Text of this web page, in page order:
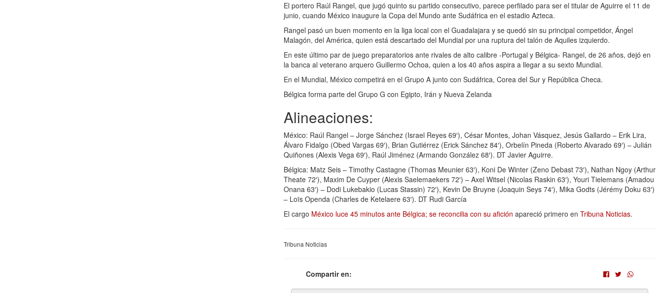
El portero Raúl Rangel, que jugó quinto su partido consecutivo, parece perfilado para ser el titular de Aguirre el 11 de
junio, cuando México inaugure la Copa del Mundo ante Sudáfrica en el estadio Azteca.
Rangel pasó un buen momento en la liga local con el Guadalajara y se quedó sin su principal competidor, Ángel
Malagón, del América, quien está descartado del Mundial por una ruptura del talón de Aquiles izquierdo.
En este último par de juego preparatorios ante rivales de alto calibre -Portugal y Bélgica- Rangel, de 26 años, dejó en
la banca al veterano arquero Guillermo Ochoa, quien a los 40 años aspira a llegar a su sexto Mundial.
En el Mundial, México competirá en el Grupo A junto con Sudáfrica, Corea del Sur y República Checa.
Bélgica forma parte del Grupo G con Egipto, Irán y Nueva Zelanda
Alineaciones:
México: Raúl Rangel – Jorge Sánchez (Israel Reyes 69′), César Montes, Johan Vásquez, Jesús Gallardo – Erik Lira,
Álvaro Fidalgo (Obed Vargas 69′), Brian Gutiérrez (Erick Sánchez 84′), Orbelín Pineda (Roberto Alvarado 69′) – Julián
Quiñones (Alexis Vega 69′), Raúl Jiménez (Armando González 68′). DT Javier Aguirre.
Bélgica: Matz Seis – Timothy Castagne (Thomas Meunier 63′), Koni De Winter (Zeno Debast 73′), Nathan Ngoy (Arthur
Theate 72′), Maxim De Cuyper (Alexis Saelemaekers 72′) – Axel Witsel (Nicolas Raskin 63′), Youri Tielemans (Amadou
Onana 63′) – Dodi Lukebakio (Lucas Stassin) 72′), Kevin De Bruyne (Joaquin Seys 74′), Mika Godts (Jérémy Doku 63′)
– Loïs Openda (Charles de Ketelaere 63′). DT Rudi García
El cargo México luce 45 minutos ante Bélgica; se reconcilia con su afición apareció primero en Tribuna Noticias.
Tribuna Noticias
Compartir en: